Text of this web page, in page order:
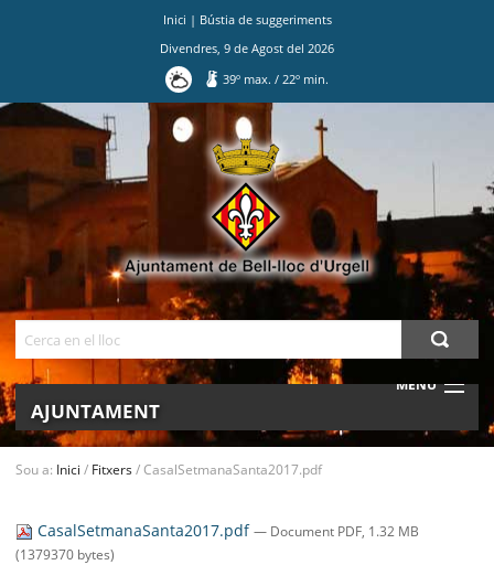
Inici | Bústia de suggeriments
Divendres 9 de Agost del 2026
39º max./ 22º min.
MENU
AJUNTAMENT
BELL-LLOC SOLUCIONA
Sou a: Inici / Fitxers/CasalSetmanaSanta2017.pdf
CasalSetmanaSanta2017.pdf— Document PDF, 1.32 MB
(1379370 bytes)